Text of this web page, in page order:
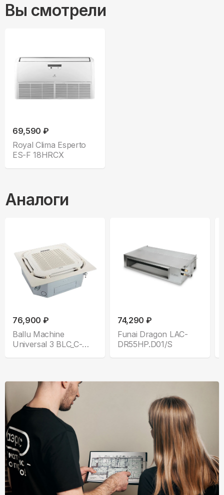
Вы смотрели
69,590 ₽
Royal Clima Esperto
ES-F 18HRCX
Аналоги
76,900 ₽
Ballu Machine
Universal 3 BLC_C-
74,290 ₽
Funai Dragon LAC-
DR55HP.D01/S